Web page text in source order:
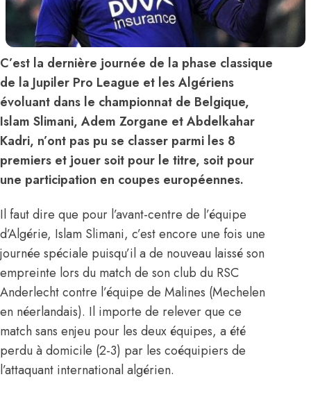
C’est la dernière journée de la phase classique
de la Jupiler Pro League et les Algériens
évoluant dans le championnat de Belgique,
Islam Slimani, Adem Zorgane et Abdelkahar
Kadri, n’ont pas pu se classer parmi les 8
premiers et jouer soit pour le titre, soit pour
une participation en coupes européennes.
Il faut dire que pour l’avant-centre de l’équipe
d’Algérie, Islam Slimani, c’est encore une fois une
journée spéciale puisqu’il a de nouveau laissé son
empreinte lors du match de son club du RSC
Anderlecht contre l’équipe de Malines (Mechelen
en néerlandais). Il importe de relever que ce
match sans enjeu pour les deux équipes, a été
perdu à domicile (2-3) par les coéquipiers de
l’attaquant international algérien.